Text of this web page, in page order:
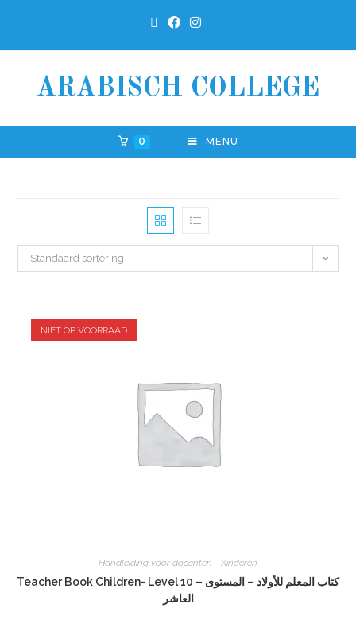
ARABISCH COLLEGE
0 MENU
Standaard sortering
NIET OP VOORRAAD
Handleiding voor docenten - Kinderen
Teacher Book Children- Level 10 – كتاب المعلم للأولاد – المستوى
العاشر